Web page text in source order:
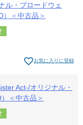
ル・ブロードウェ
）＜中古品＞
お気に入りに登録
Act-/オリジナル・
＜中古品＞